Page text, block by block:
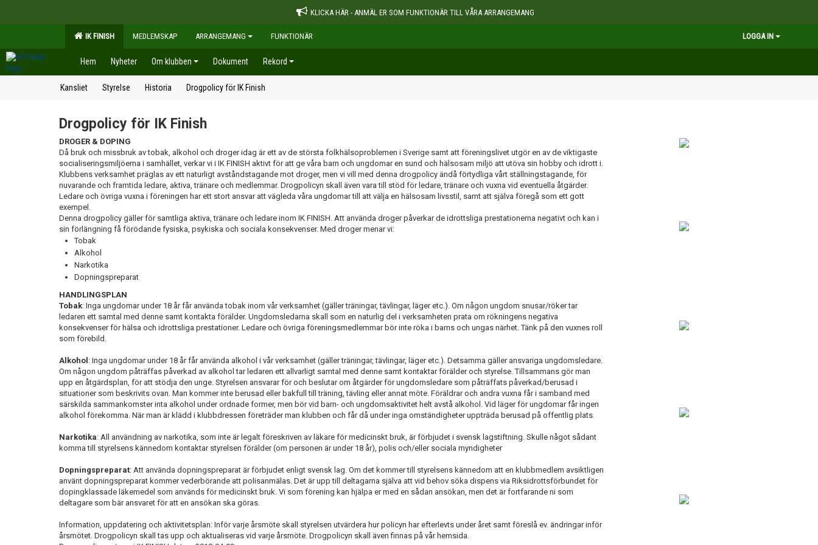
KLICKA HÄR - ANMÄL ER SOM FUNKTIONÄR TILL VÅRA ARRANGEMANG
IK FINISH MEDLEMSKAP ARRANGEMANG FUNKTIONÄR LOGGA IN
Hem Nyheter Om klubben Dokument Rekord
Kansliet Styrelse Historia Drogpolicy för IK Finish
Drogpolicy för IK Finish
DROGER & DOPING
Då bruk och missbruk av tobak, alkohol och droger idag är ett av de största folkhälsoproblemen i Sverige samt att föreningslivet utgör en av de viktigaste
socialiseringsmiljöerna i samhället, verkar vi i IK FINISH aktivt för att ge våra barn och ungdomar en sund och hälsosam miljö att utöva sin hobby och idrott i.
Klubbens verksamhet präglas av ett naturligt avståndstagande mot droger, men vi vill med denna drogpolicy ändå förtydliga vårt ställningstagande, för
nuvarande och framtida ledare, aktiva, tränare och medlemmar. Drogpolicyn skall även vara till stöd för ledare, tränare och vuxna vid eventuella åtgärder.
Ledare och övriga vuxna i föreningen har ett stort ansvar att vägleda våra ungdomar till att välja en hälsosam livsstil, samt att själva föregå som ett gott
exempel.
Denna drogpolicy gäller för samtliga aktiva, tränare och ledare inom IK FINISH. Att använda droger påverkar de idrottsliga prestationerna negativt och kan i
sin förlängning få förödande fysiska, psykiska och sociala konsekvenser. Med droger menar vi:
Tobak
Alkohol
Narkotika
Dopningspreparat
HANDLINGSPLAN
Tobak: Inga ungdomar under 18 år får använda tobak inom vår verksamhet (gäller träningar, tävlingar, läger etc.). Om någon ungdom snusar/röker tar
ledaren ett samtal med denne samt kontakta förälder. Ungdomsledarna skall som en naturlig del i verksamheten prata om rökningens negativa
konsekvenser för hälsa och idrottsliga prestationer. Ledare och övriga föreningsmedlemmar bör inte röka i barns och ungas närhet. Tänk på den vuxnes roll
som förebild.
Alkohol : Inga ungdomar under 18 år får använda alkohol i vår verksamhet (gäller träningar, tävlingar, läger etc.). Detsamma gäller ansvariga ungdomsledare.
Om någon ungdom påträffas påverkad av alkohol tar ledaren ett allvarligt samtal med denne samt kontaktar förälder och styrelse. Tillsammans gör man
upp en åtgärdsplan, för att stödja den unge. Styrelsen ansvarar för och beslutar om åtgärder för ungdomsledare som påträffats påverkad/berusad i
situationer som beskrivits ovan. Man kommer inte berusad eller bakfull till träning, tävling eller annat möte. Föräldrar och andra vuxna får i samband med
särskilda sammankomster inta alkohol under ordnade former, men bör vid barn- och ungdomsaktivitet helt avstå alkohol. Vid läger för ungdomar får ingen
alkohol förekomma. När man är klädd i klubbdressen företräder man klubben och får då under inga omständigheter uppträda berusad på offentlig plats.
Narkotika: All användning av narkotika, som inte är legalt föreskriven av läkare för medicinskt bruk, är förbjudet i svensk lagstiftning. Skulle något sådant
komma till styrelsens kännedom kontaktar styrelsen förälder (om personen är under 18 år), polis och/eller sociala myndigheter
Dopningspreparat: Att använda dopningspreparat är förbjudet enligt svensk lag. Om det kommer till styrelsens kännedom att en klubbmedlem avsiktligen
använt dopningspreparat kommer vederbörande att polisanmälas. Det är upp till deltagarna själva att vid behov söka dispens via Riksidrottsförbundet för
dopingklassade läkemedel som används för medicinskt bruk. Vi som förening kan hjälpa er med en sådan ansökan, men det är fortfarande ni som
deltagare som bär ansvaret för att en ansökan ska göras.
Information, uppdatering och aktivitetsplan: Inför varje årsmöte skall styrelsen utvärdera hur policyn har efterlevts under året samt föreslå ev. ändringar inför
årsmötet. Drogpolicyn skall tas upp och aktualiseras vid varje årsmöte. Drogpolicyn skall även finnas på vår hemsida.